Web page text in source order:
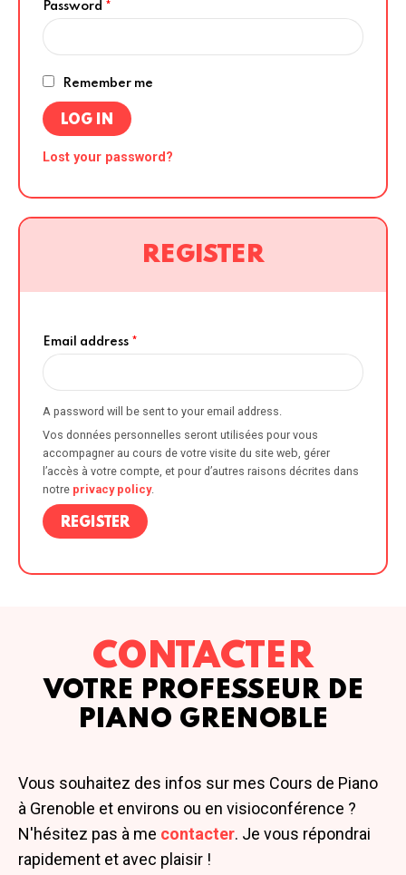
Password *
Remember me
LOG IN
Lost your password?
REGISTER
Email address *
A password will be sent to your email address.
Vos données personnelles seront utilisées pour vous
accompagner au cours de votre visite du site web, gérer
l’accès à votre compte, et pour d’autres raisons décrites dans
notre privacy policy.
REGISTER
CONTACTER
VOTRE PROFESSEUR DE
PIANO GRENOBLE
Vous souhaitez des infos sur mes Cours de Piano
à Grenoble et environs ou en visioconférence ?
N'hésitez pas à me contacter. Je vous répondrai
rapidement et avec plaisir !